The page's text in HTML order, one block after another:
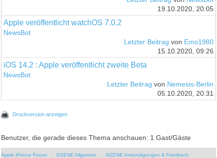
19.10.2020, 20:05
Apple veröffentlicht watchOS 7.0.2
NewsBot
Letzter Beitrag von Emo1980
15.10.2020, 09:26
iOS 14.2 : Apple veröffentlicht zweite Beta
NewsBot
Letzter Beitrag von Nemesis-Berlin
05.10.2020, 20:31
Druckversion anzeigen
Benutzer, die gerade dieses Thema anschauen: 1 Gast/Gäste
Apple iPhone Forum iSZENE Allgemein
iSZENE Ankündigungen & Feedback